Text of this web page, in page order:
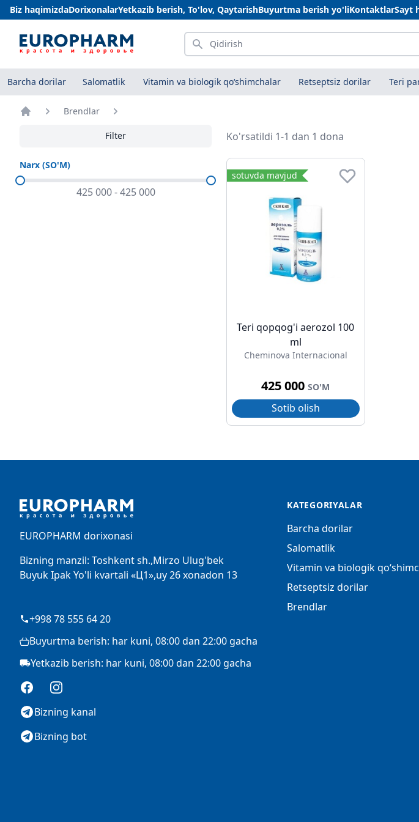
Biz haqimizdaDorixonalarYetkazib berish, To'lov, QaytarishBuyurtma berish yo'liKontaktlarSayt
Qidirish
Barcha dorilar Salomatlik Vitamin va biologik qo‘shimchalar Retseptsiz dorilar Teri
Brendlar
Filter
Narx (SO'M)
425 000-425 000
Ko'rsatildi 1-1 dan 1 dona
sotuvda mavjud
Teri qopqog'i aerozol 100
ml
Cheminova Internacional
425 000SO'M
Sotib olish
EUROPHARM dorixonasi
Bizning manzil: Toshkent sh.,Mirzo Ulug'bek
Buyuk Ipak Yo'li kvartali «Ц1»,uy 26 xonadon 13
+998 78 555 64 20
Buyurtma berish: har kuni, 08:00 dan 22:00 gacha
Yetkazib berish: har kuni, 08:00 dan 22:00 gacha
FacebookInstagram
Bizning kanal
Bizning bot
KATEGORIYALAR
Barcha dorilar
Salomatlik
Vitamin va biologik
Retseptsiz dorilar
Brendlar